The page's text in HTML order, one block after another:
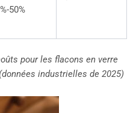
50%
pour les flacons en verre
industrielles de 2025)